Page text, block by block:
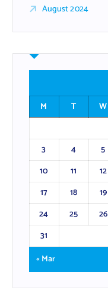
August 2024
M
T W
3
4 5
10
11 12
17
18 19
24
25 26
31
« Mar